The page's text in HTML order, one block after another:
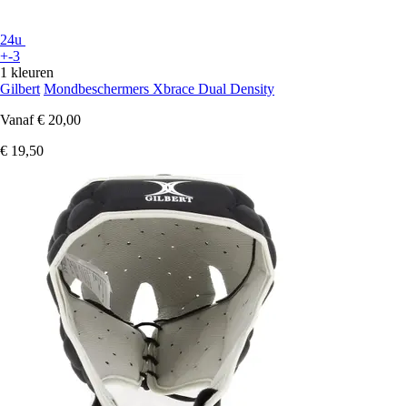
24u
+-3
1 kleuren
Gilbert Mondbeschermers Xbrace Dual Density
Vanaf € 20,00
€ 19,50